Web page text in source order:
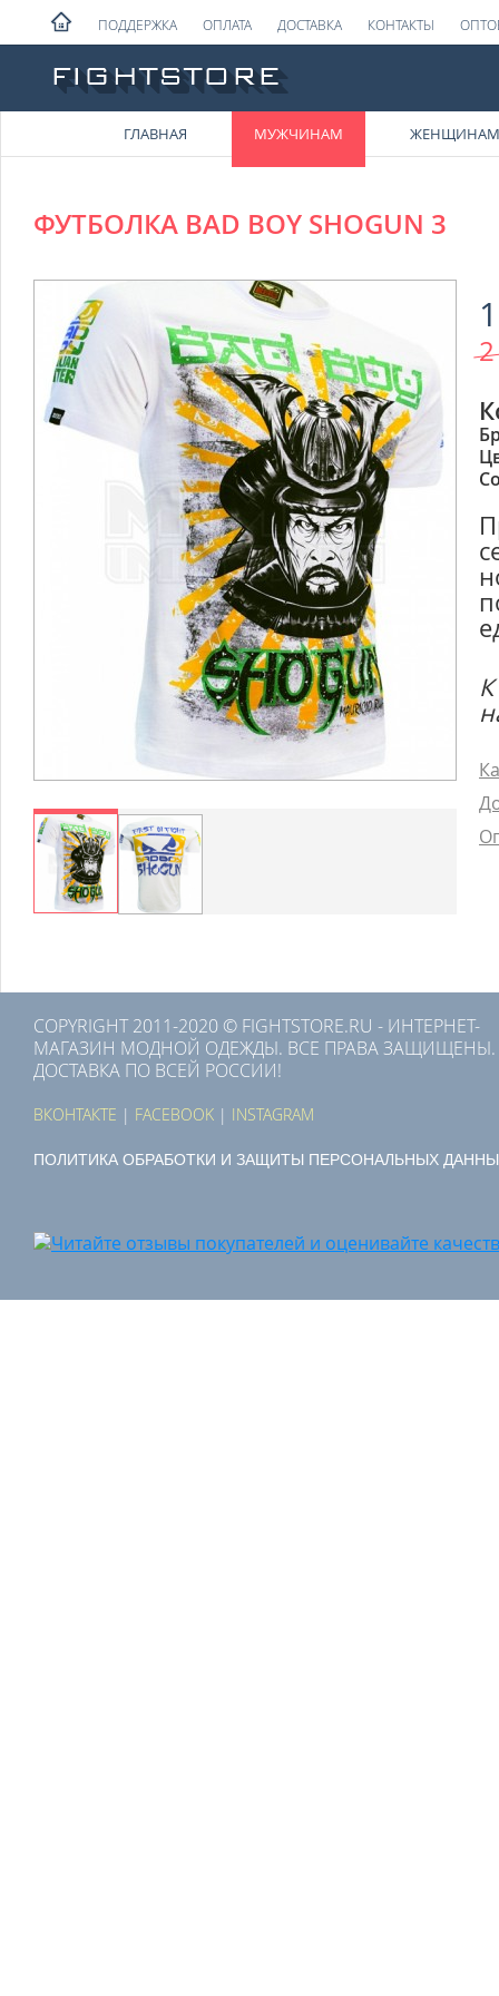
ПОДДЕРЖКА ОПЛАТА ДОСТАВКА КОНТАКТЫ
ГЛАВНАЯ МУЖЧИНАМ ЖЕНЩИНАМ
ФУТБОЛКА BAD BOY SHOGUN 3
COPYRIGHT 2011-2020 © FIGHTSTORE.RU - ИНТЕРНЕТ-
МАГАЗИН МОДНОЙ ОДЕЖДЫ. ВСЕ ПРАВА ЗАЩИЩЕНЫ.
ДОСТАВКА ПО ВСЕЙ РОССИИ!
ВКОНТАКТЕ | FACEBOOK | INSTAGRAM
ПОЛИТИКА ОБРАБОТКИ И ЗАЩИТЫ ПЕРСОНАЛЬНЫХ